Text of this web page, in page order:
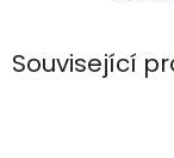
Související